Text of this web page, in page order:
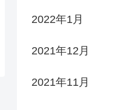
2022年1月
2021年12月
2021年11月